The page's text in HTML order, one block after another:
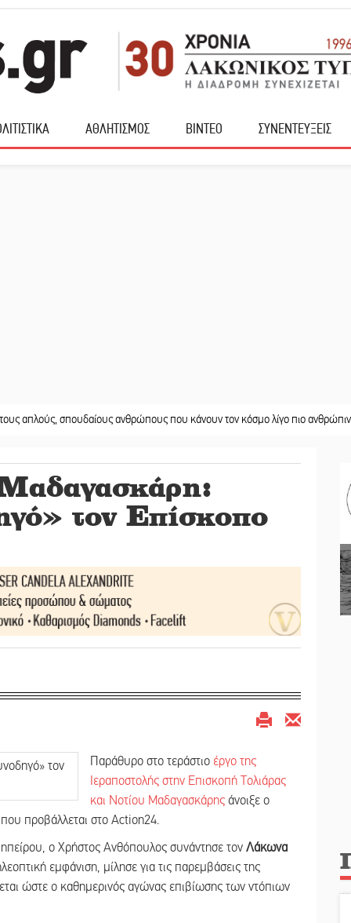
ΑΘΛΗΤΙΣΜΟΣ ΒΙΝΤΕΟ ΣΥΝΕΝΤΕΥΞΕΙΣ
σπουδαίους ανθρώπους που κάνουν τον κόσμο λίγο πιο ανθρώπινο» ||
τον Επίσκοπο
Παράθυρο στο τεράστιο έργο της
Ιεραποστολής στην Επισκοπή Τολιάρας
και Νοτίου Μαδαγασκάρης άνοιξε ο
προβάλλεται στο Action24.
ηπείρου, ο Χρήστος Ανθόπουλος συνάντησε τον Λάκωνα
εμφάνιση, μίλησε για τις παρεμβάσεις της
ώστε ο καθημερινός αγώνας επιβίωσης των ντόπιων